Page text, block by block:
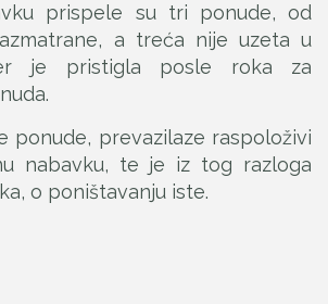
prispele su tri ponude, od
a treća nije uzeta u
je pristigla posle roka za
ponude, prevazilaze raspoloživi
nabavku, te je iz tog razloga
o poništavanju iste.